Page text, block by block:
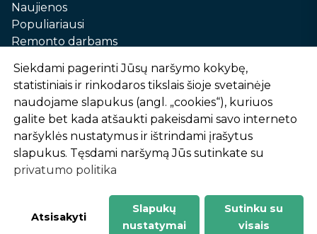
Naujienos
Populiariausi
Remonto darbams
Automobilių priežiūrai
Sodui ir daržui
Informacija
Apie mus
Prekių pirkimo – pardavimo taisyklės
Prekių pristatymas ir atsiėmimas
Siekdami pagerinti Jūsų naršymo kokybę,
statistiniais ir rinkodaros tikslais šioje svetainėje
naudojame slapukus (angl. „cookies“), kuriuos
galite bet kada atšaukti pakeisdami savo interneto
naršyklės nustatymus ir ištrindami įrašytus
slapukus. Tęsdami naršymą Jūs sutinkate su
privatumo politika
Atsisakyti
Slapukų
nustatymai
Sutinku su
visais
-
1
2
%
n
u
o
l
a
i
d